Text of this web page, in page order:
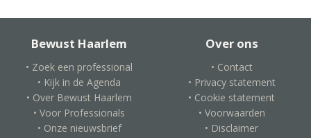
Bewust Haarlem
• Zoek een professional
• Kijk in de Agenda
• Over Bewust Haarlem
• Voor Professionals
• Onze nieuwsbrief
Over ons
• Contact
• Privacy statement
• Cookie statement
• Voorwaarden
• Disclaimer